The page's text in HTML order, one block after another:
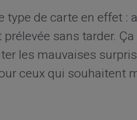
de carte en effet :
sans tarder.
les mauvaises
ceux qui souhaitent